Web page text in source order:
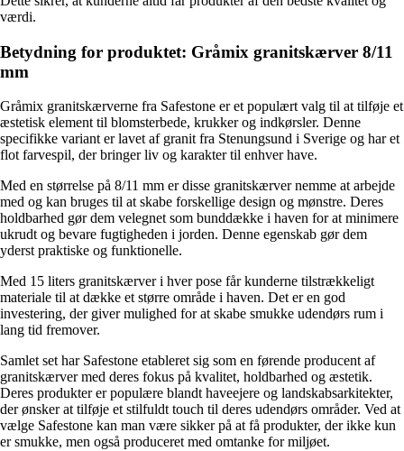
værdi.
Betydning for produktet: Gråmix granitskærver 8/11
mm
Gråmix granitskærverne fra Safestone er et populært valg til at tilføje et
æstetisk element til blomsterbede, krukker og indkørsler. Denne
specifikke variant er lavet af granit fra Stenungsund i Sverige og har et
flot farvespil, der bringer liv og karakter til enhver have.
Med en størrelse på 8/11 mm er disse granitskærver nemme at arbejde
med og kan bruges til at skabe forskellige design og mønstre. Deres
holdbarhed gør dem velegnet som bunddække i haven for at minimere
ukrudt og bevare fugtigheden i jorden. Denne egenskab gør dem
yderst praktiske og funktionelle.
Med 15 liters granitskærver i hver pose får kunderne tilstrækkeligt
materiale til at dække et større område i haven. Det er en god
investering, der giver mulighed for at skabe smukke udendørs rum i
lang tid fremover.
Samlet set har Safestone etableret sig som en førende producent af
granitskærver med deres fokus på kvalitet, holdbarhed og æstetik.
Deres produkter er populære blandt haveejere og landskabsarkitekter,
der ønsker at tilføje et stilfuldt touch til deres udendørs områder. Ved at
vælge Safestone kan man være sikker på at få produkter, der ikke kun
er smukke, men også produceret med omtanke for miljøet.